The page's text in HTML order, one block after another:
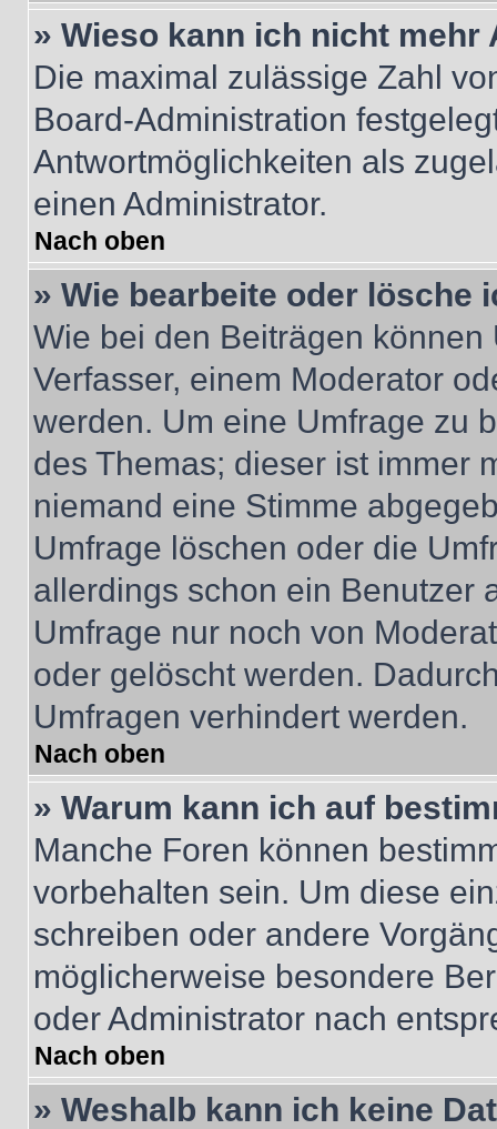
» Wieso kann ich nicht
Die maximal zulässige Zahl
Board-Administration
Antwortmöglichkeiten als
einen Administrator.
Nach oben
» Wie bearbeite oder lösche
Wie bei den Beiträgen
Verfasser, einem Moderator
werden. Um eine Umfrage zu
des Themas; dieser ist immer
niemand eine Stimme
Umfrage löschen oder die
allerdings schon ein Benutzer
Umfrage nur noch von
oder gelöscht werden.
Umfragen verhindert werden.
Nach oben
» Warum kann ich auf
Manche Foren können
vorbehalten sein. Um diese
schreiben oder andere
möglicherweise besondere
oder Administrator nach
Nach oben
» Weshalb kann ich keine